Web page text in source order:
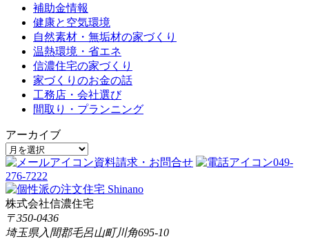
補助金情報
健康と空気環境
自然素材・無垢材の家づくり
温熱環境・省エネ
信濃住宅の家づくり
家づくりのお金の話
工務店・会社選び
間取り・プランニング
アーカイブ
資料請求・お問合せ
049-
276-7222
株式会社信濃住宅
〒350-0436
埼玉県入間郡毛呂山町川角695-10